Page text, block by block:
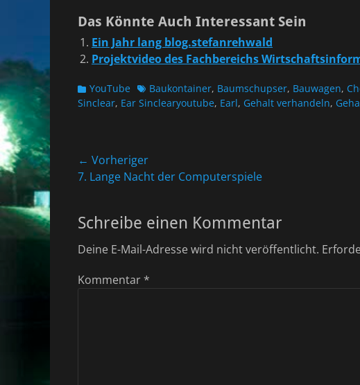
Das Könnte Auch Interessant Sein
Ein Jahr lang blog.stefanrehwald
Projektvideo des Fachbereichs
Kategorien
YouTube Schlagworte
Baukontainer, Baumschupser, Bauwagen,
Sinclear, Ear Sinclearyoutube, Earl, Gehalt verhandeln,
Beitragsnavigation
← Vorheriger
Vorheriger
7. Lange Nacht der Computerspiele
Schreibe einen Kommentar
Deine E-Mail-Adresse wird nicht veröffentlicht.
Kommentar *